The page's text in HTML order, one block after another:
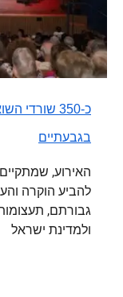
כ-350
בגבעתיים
האירוע,
להביע הוקרה
גבורתם,
ולמדינת ישראל